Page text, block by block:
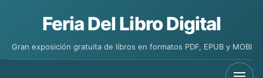
Feria Del Libro Digital
Gran exposición gratuita de libros en formatos PDF, EPUB y MOBI